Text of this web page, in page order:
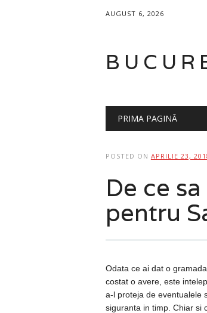
AUGUST 6, 2026
Main menu
PRIMA PAGINĂ
POSTED ON APRILIE 23,
De ce
pentru
Odata ce ai dat o
costat o avere, este
a-l proteja de eventualele
siguranta in timp. Chiar si